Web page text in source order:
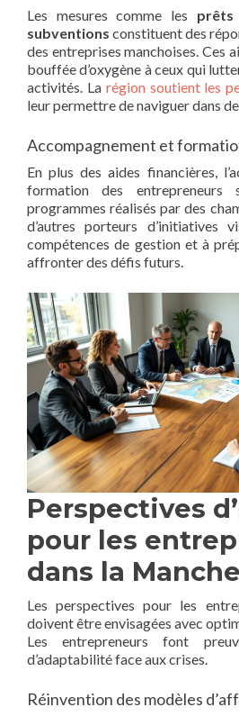
Les mesures comme les
subventions constituent des
des entreprises manchoises. Ces
bouffée d’oxygène à ceux qui
activités. La région soutient les
leur permettre de naviguer dans
Accompagnement et
En plus des aides financières,
formation des entrepreneurs
programmes réalisés par des
d’autres porteurs d’initiatives
compétences de gestion et à
affronter des défis futurs.
Perspectives
pour les
dans la Manche
Les perspectives pour les
doivent être envisagées avec
Les entrepreneurs font
d’adaptabilité face aux crises.
Réinvention des modèles